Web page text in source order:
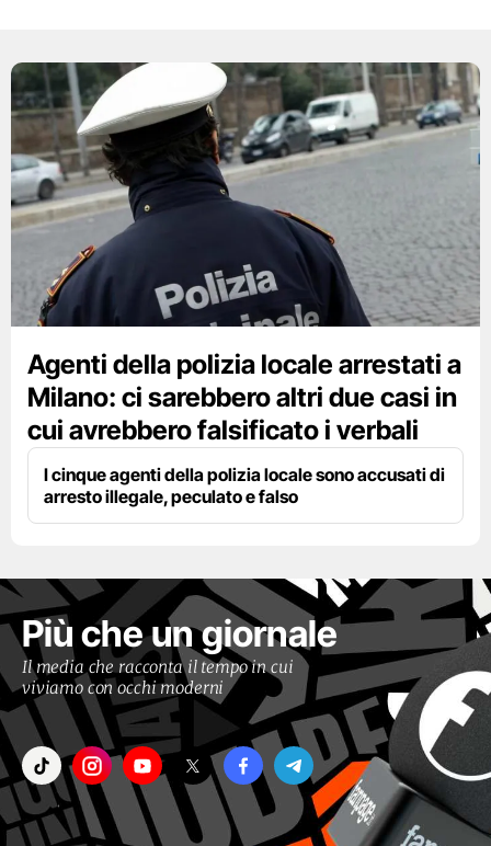
Agenti della polizia locale arrestati a
Milano: ci sarebbero altri due casi in
cui avrebbero falsificato i verbali
I cinque agenti della polizia locale sono accusati di
arresto illegale, peculato e falso
Più che un giornale
Il media che racconta il tempo in cui
viviamo con occhi moderni